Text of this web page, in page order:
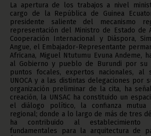
La apertura de los trabajos a nivel
cargo de la República de Guinea
presidente saliente del mecanismo
representación del Ministro de Estado de
Cooperación Internacional y Diáspora,
Angue, el Embajador-Representante
Africana, Miguel Ntutumu Evuna Andeme,
al Gobierno y pueblo de Burundi por su
puntos focales, expertos nacionales, al
UNOCA y a las distintas delegaciones por
organización preliminar de la cita, ha
creación, la UNSAC ha constituido un
el diálogo político, la confianza mutua
regional; donde a lo largo de más de tres
ha contribuido al establecimiento
fundamentales para la arquitectura de